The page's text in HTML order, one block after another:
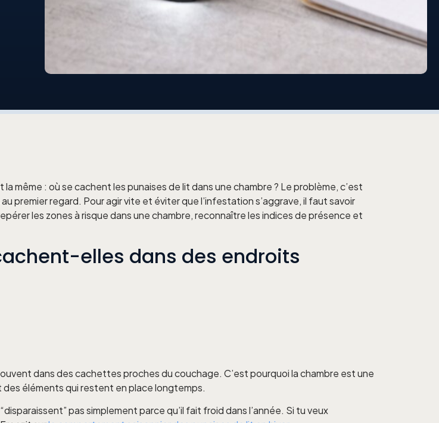
: où se cachent les punaises de lit dans une chambre ? Le problème, c’est
premier regard. Pour agir vite et éviter que l’infestation s’aggrave, il faut savoir
les zones à risque dans une chambre, reconnaître les indices de présence et
elles dans des endroits
dans des cachettes proches du couchage. C’est pourquoi la chambre est une
des éléments qui restent en place longtemps.
pas simplement parce qu’il fait froid dans l’année. Si tu veux